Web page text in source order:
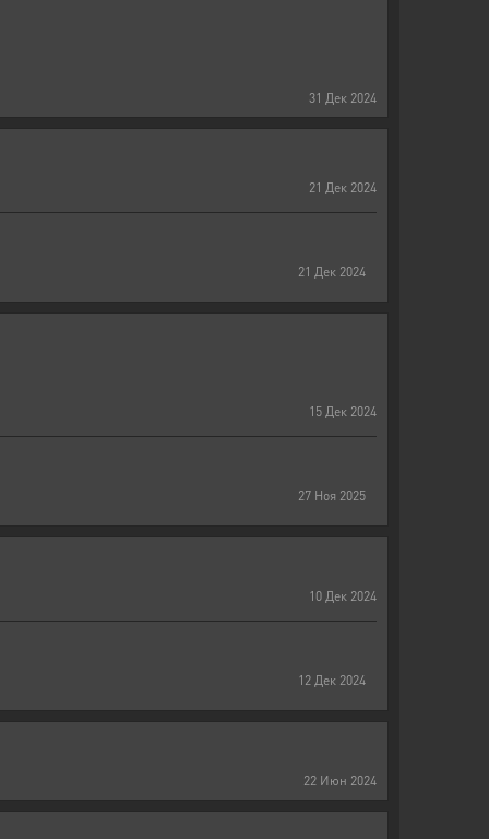
31 Дек 2024
21 Дек 2024
21 Дек 2024
15 Дек 2024
27 Ноя 2025
10 Дек 2024
12 Дек 2024
22 Июн 2024